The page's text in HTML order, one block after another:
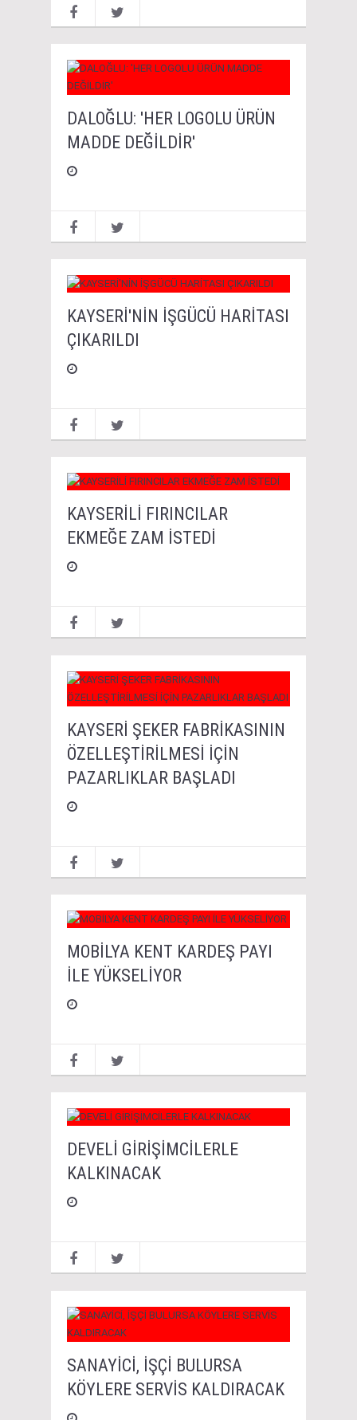
DALOĞLU: 'HER LOGOLU ÜRÜN
MADDE DEĞİLDİR'
KAYSERİ'NİN İŞGÜCÜ HARİTASI
ÇIKARILDI
KAYSERİLİ FIRINCILAR
EKMEĞE ZAM İSTEDİ
KAYSERİ ŞEKER FABRİKASININ
ÖZELLEŞTİRİLMESİ İÇİN
PAZARLIKLAR BAŞLADI
MOBİLYA KENT KARDEŞ PAYI
İLE YÜKSELİYOR
DEVELİ GİRİŞİMCİLERLE
KALKINACAK
SANAYİCİ, İŞÇİ BULURSA
KÖYLERE SERVİS KALDIRACAK